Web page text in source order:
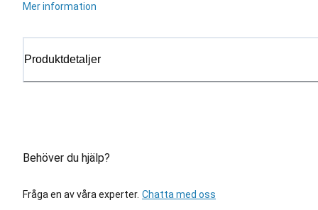
Mer information
Produktdetaljer
Behöver du hjälp?
Fråga en av våra experter. Chatta med oss